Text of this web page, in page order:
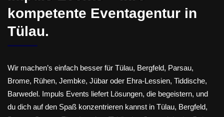
kompetente Eventagentur in
Tülau.
Wir machen’s einfach besser für Tülau, Bergfeld, Parsau,
Brome, Rühen, Jembke, Jübar oder Ehra-Lessien, Tiddische,
Barwedel. Impuls Events liefert Lösungen, die begeistern, und
du dich auf den Spaß konzentrieren kannst in Tülau, Bergfeld,